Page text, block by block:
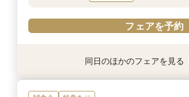
フェアを予約
特典あり
【じっくり見学◎】木曜
【平日人気No.1】ゆった
同日のほかのフェアを見る